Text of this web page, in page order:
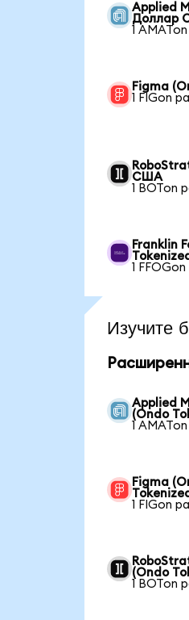
Applied
Доллар
1
Figma
1 FIGon
США
1 BOTon
Franklin
1
Изучите
Applied
(Ondo
1
Figma
1 FIGon
(Ondo
1 BOTon